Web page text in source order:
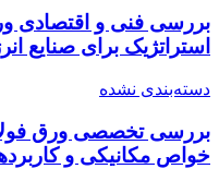
برای صنایع انرژی و
و کاربردهای صنعتی